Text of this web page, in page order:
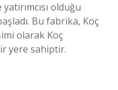
olduğu
Bu fabrika, Koç
olarak Koç
yere sahiptir.